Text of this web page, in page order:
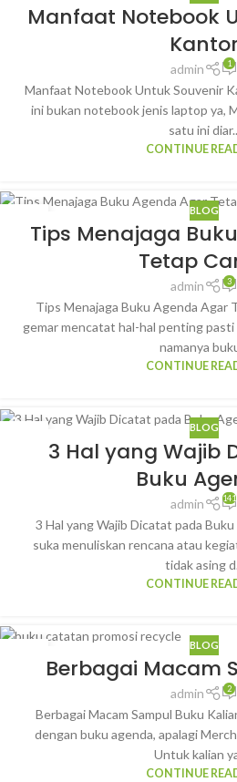
JULManfaat Notebook
Kantor
admin 1
Manfaat Notebook Untuk Souvenir
ini bukan notebook jenis laptop ya,
satu ini
CONTINUE
BLOG
Tips Menajaga
Tetap
admin 3
Tips Menajaga Buku Agenda Agar
gemar mencatat hal-hal penting
namanya
CONTINUE
BLOG
3 Hal yang Wajib
Buku
admin 141
3 Hal yang Wajib Dicatat pada
suka menuliskan rencana atau
tidak asing
CONTINUE
BLOG
Berbagai Macam
admin 2
Berbagai Macam Sampul Buku
dengan buku agenda, apalagi
Untuk kalian
CONTINUE